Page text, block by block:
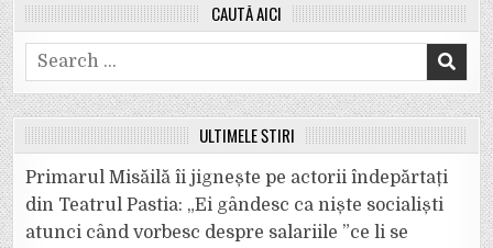
CAUTĂ AICI
Search
for:
ULTIMELE ȘTIRI
Primarul Misăilă îi jignește pe actorii îndepărtați
din Teatrul Pastia: „Ei gândesc ca niște socialiști
atunci când vorbesc despre salariile ”ce li se